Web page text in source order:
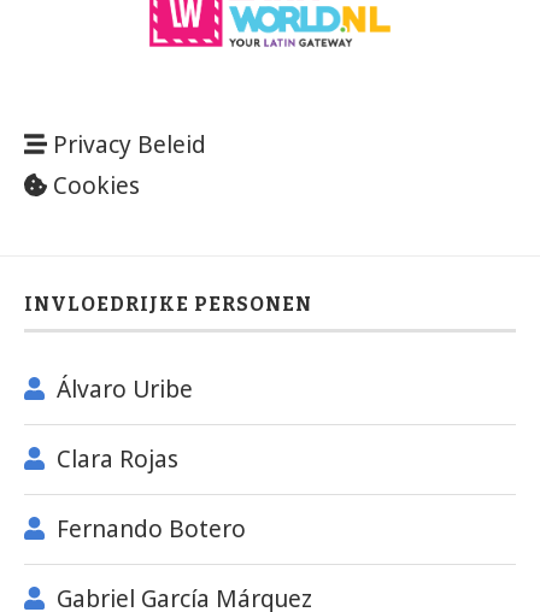
Privacy Beleid
Cookies
INVLOEDRIJKE PERSONEN
Álvaro Uribe
Clara Rojas
Fernando Botero
Gabriel García Márquez